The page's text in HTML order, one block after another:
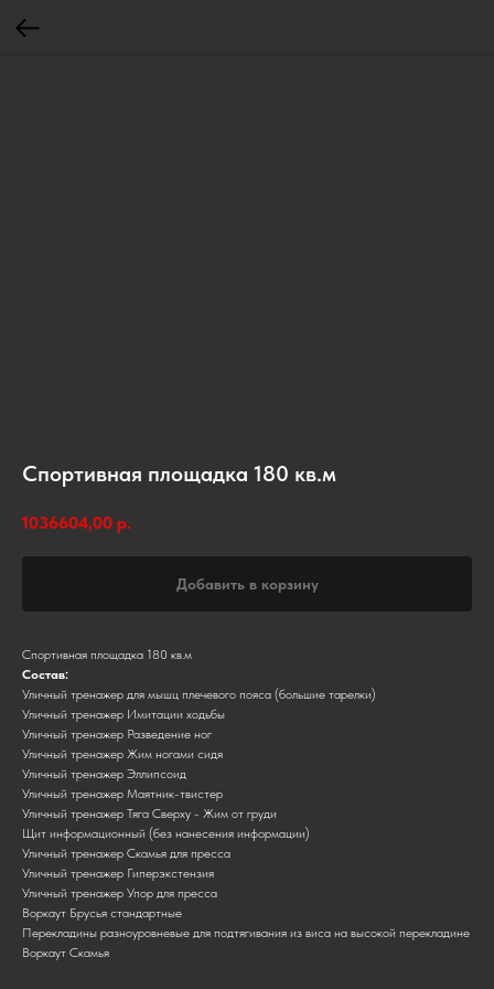
Спортивная площадка 180 кв.м
1036604,00 р.
Добавить в корзину
Спортивная площадка 180 кв.м
Состав:
Уличный тренажер для мышц плечевого пояса (большие тарелки)
Уличный тренажер Имитации ходьбы
Уличный тренажер Разведение ног
Уличный тренажер Жим ногами сидя
Уличный тренажер Эллипсоид
Уличный тренажер Маятник-твистер
Уличный тренажер Тяга Сверху - Жим от груди
Щит информационный (без нанесения информации)
Уличный тренажер Скамья для пресса
Уличный тренажер Гиперэкстензия
Уличный тренажер Упор для пресса
Воркаут Брусья стандартные
Перекладины разноуровневые для подтягивания из виса на высокой перекладине
Воркаут Скамья